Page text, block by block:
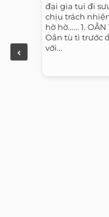
đại gia tui đi
chịu trách
hờ hờ...... 1.
Oẳn tù tì trước
với...